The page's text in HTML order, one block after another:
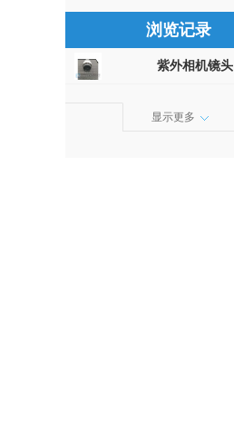
浏览记录
紫外相机镜头
显示更多